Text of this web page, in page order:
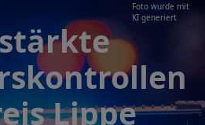
Foto wurde mit
KI generiert
Lippe